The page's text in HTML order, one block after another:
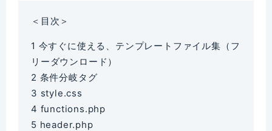
＜目次＞
1 今すぐに使える、テンプレートファイル集（フ
リーダウンロード）
2 条件分岐タグ
3 style.css
4 functions.php
5 header.php